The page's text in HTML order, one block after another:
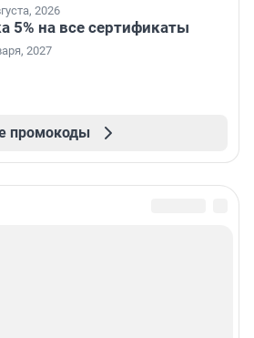
2026
5% на все сертификаты
2027
промокоды